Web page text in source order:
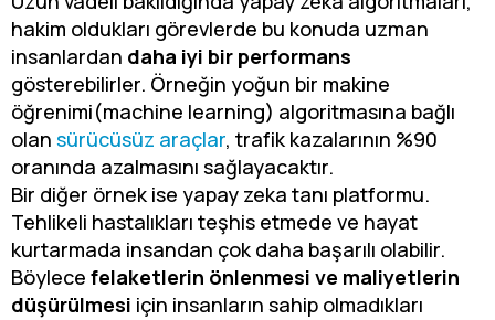
hakim oldukları görevlerde bu konuda uzman
insanlardan daha iyi bir performans
gösterebilirler. Örneğin yoğun bir makine
öğrenimi(machine learning) algoritmasına bağlı
olan sürücüsüz araçlar, trafik kazalarının %90
oranında azalmasını sağlayacaktır.
Bir diğer örnek ise yapay zeka tanı platformu.
Tehlikeli hastalıkları teşhis etmede ve hayat
kurtarmada insandan çok daha başarılı olabilir.
Böylece felaketlerin önlenmesi ve maliyetlerin
düşürülmesi için insanların sahip olmadıkları